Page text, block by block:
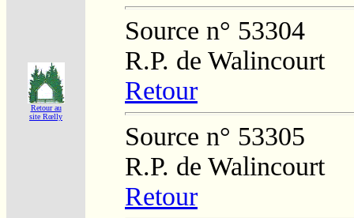
Retour au
site Rœlly
Source n° 53304
R.P. de Walincourt
Retour
Source n° 53305
R.P. de Walincourt
Retour